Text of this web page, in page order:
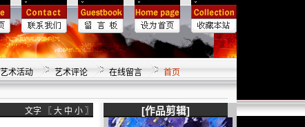
艺术活动 艺术评论 在线留言
首页
文字 〖 大 中 小 〗 [作品剪辑]